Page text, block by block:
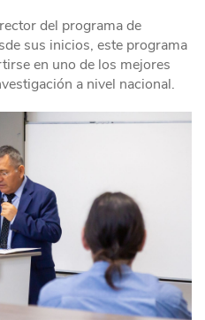
del programa de
sus inicios, este programa
en uno de los mejores
a nivel nacional.